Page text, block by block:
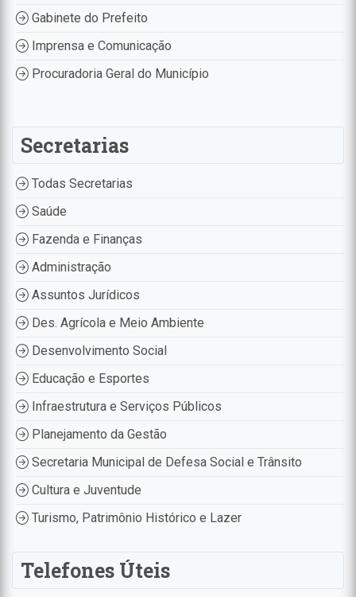
Gabinete do Prefeito
Imprensa e Comunicação
Procuradoria Geral do Município
Secretarias
Todas Secretarias
Saúde
Fazenda e Finanças
Administração
Assuntos Jurídicos
Des. Agrícola e Meio Ambiente
Desenvolvimento Social
Educação e Esportes
Infraestrutura e Serviços Públicos
Planejamento da Gestão
Secretaria Municipal de Defesa Social e Trânsito
Cultura e Juventude
Turismo, Patrimônio Histórico e Lazer
Telefones Úteis